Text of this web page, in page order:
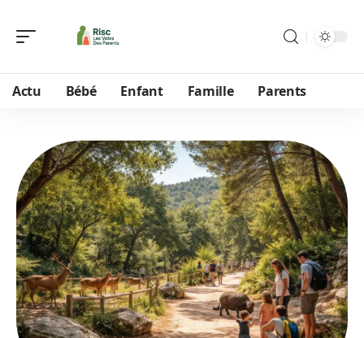
Actu Bébé Enfant Famille Parents